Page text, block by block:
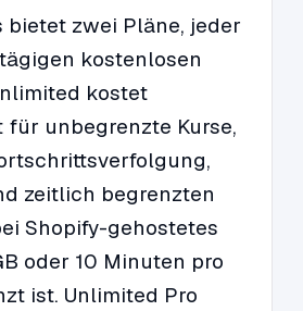
bietet zwei Pläne, jeder
kostenlosen
kostet
unbegrenzte Kurse,
zeitlich begrenzten
Shopify-gehostetes
oder 10 Minuten pro
ist. Unlimited Pro